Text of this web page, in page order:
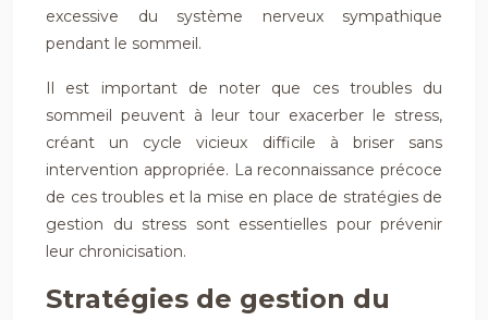
excessive du système nerveux sympathique
pendant le sommeil.
Il est important de noter que ces troubles du
sommeil peuvent à leur tour exacerber le stress,
créant un cycle vicieux difficile à briser sans
intervention appropriée. La reconnaissance précoce
de ces troubles et la mise en place de stratégies de
gestion du stress sont essentielles pour prévenir
leur chronicisation.
Stratégies de gestion du